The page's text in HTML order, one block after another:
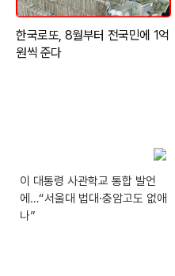
이 대통령 사관학교 통합 발언
에…“서울대 법대·충암고도 없애
나”